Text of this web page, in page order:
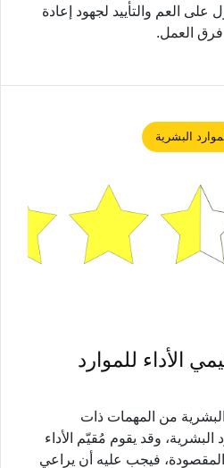
على العم والتأييد لجهود إعادة
العمل.
البشرية
الأداء للموارد
البشرية من المهمات ذات
البشرية، وقد يقوم مُقيّم الأداء
المقصودة، فيجب عليه أن يراعي